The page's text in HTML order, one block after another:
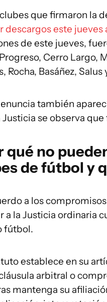
clubes que firmaron la
descargos este jueves
de este jueves,
Cerro Largo,
Rocha, Basáñez, Salus
también
Justicia se observa
qué no
de fútbol y
a los
a la Justicia ordinaria
fútbol.
establece en su
arbitral o
mantenga su